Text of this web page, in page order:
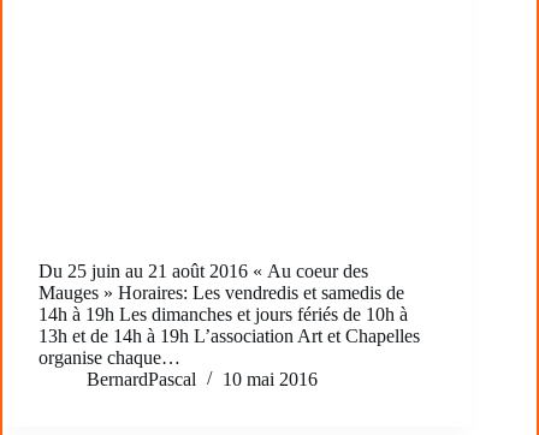
Du 25 juin au 21 août 2016 « Au coeur des
Mauges » Horaires: Les vendredis et samedis de
14h à 19h Les dimanches et jours fériés de 10h à
13h et de 14h à 19h L’association Art et Chapelles
organise chaque…
BernardPascal
10 mai 2016